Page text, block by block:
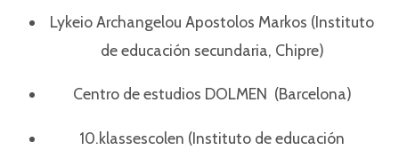
Lykeio Archangelou Apostolos Markos (Instituto
de educación secundaria, Chipre)
Centro de estudios DOLMEN (Barcelona)
10.klassescolen (Instituto de educación